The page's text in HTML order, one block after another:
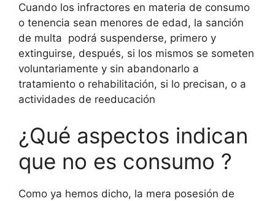
Cuando los infractores en materia de consumo
o tenencia sean menores de edad, la sanción
de multa podrá suspenderse, primero y
extinguirse, después, si los mismos se someten
voluntariamente y sin abandonarlo a
tratamiento o rehabilitación, si lo precisan, o a
actividades de reeducación
¿Qué aspectos indican
que no es consumo ?
Como ya hemos dicho, la mera posesión de